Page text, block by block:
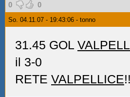
0 0
So. 04.11.07 - 19:43:06 - tonno
31.45 GOL
il 3-0
RETE VALPELLICE